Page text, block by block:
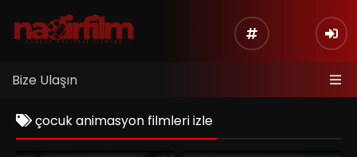
Bize Ulaşın
çocuk animasyon filmleri izle